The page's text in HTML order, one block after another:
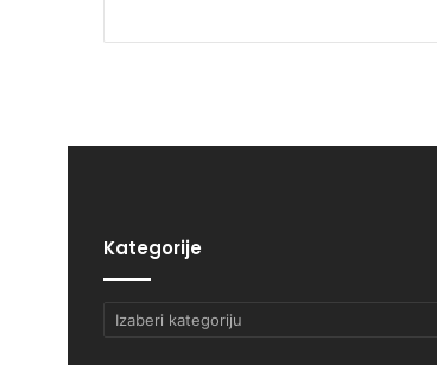
Kategorije
Kategorije